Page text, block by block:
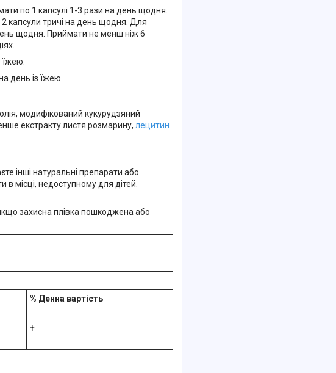
по 1 капсулі 1-3 рази на день щодня.
2 капсули тричі на день щодня. Для
щодня. Приймати не менш ніж 6
їжею.
день із їжею.
модифікований кукурудзяний
екстракту листя розмарину, лецитин
інші натуральні препарати або
місці, недоступному для дітей.
захисна плівка пошкоджена або
% Денна вартість
†